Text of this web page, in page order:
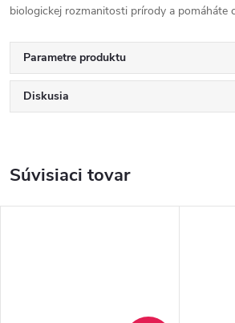
biologickej rozmanitosti prírody a pomáháte
Parametre produktu
Diskusia
Súvisiaci tovar